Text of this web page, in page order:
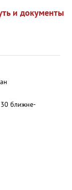
и документы
ближне-